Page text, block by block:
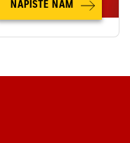
NAPIŠTE NÁM